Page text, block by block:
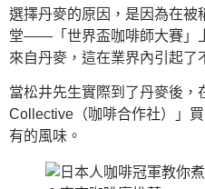
選擇丹麥的原因，是因為在被
堂——「世界盃咖啡師大賽」
來自丹麥，這在業界內引起了
當松井先生實際到了丹麥後，
Collective（咖啡合作社）」
有的風味。